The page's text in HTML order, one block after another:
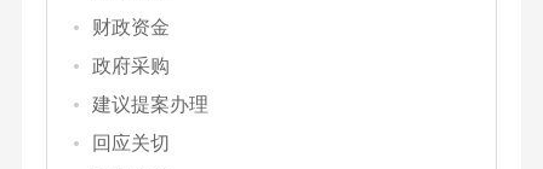
财政资金
政府采购
建议提案办理
回应关切